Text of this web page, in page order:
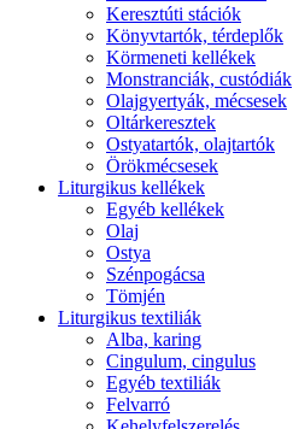
Keresztúti stációk
Könyvtartók, térdeplők
Körmeneti kellékek
Monstranciák, custódiák
Olajgyertyák, mécsesek
Oltárkeresztek
Ostyatartók, olajtartók
Örökmécsesek
Liturgikus kellékek
Egyéb kellékek
Olaj
Ostya
Szénpogácsa
Tömjén
Liturgikus textiliák
Alba, karing
Cingulum, cingulus
Egyéb textiliák
Felvarró